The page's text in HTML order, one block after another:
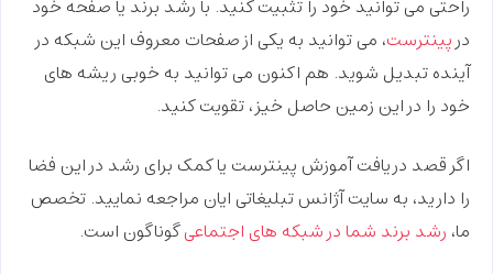
راحتی می توانید خود را تثبیت کنید. با رشد برند یا صفحه خود
درپینترست، می توانید به یکی از صفحات معروف این شبکه در
آینده تبدیل شوید. هم اکنون می توانید به خوبی ریشه های
خود را در این زمین حاصل خیز، تقویت کنید.
اگر قصد دریافتآموزش پینترست یا کمک برای رشد در این فضا
را دارید، به سایت آژانس تبلیغاتی ایان مراجعه نمایید. تخصص
ما، رشد برند شما در شبکه های اجتماعیگوناگون است.